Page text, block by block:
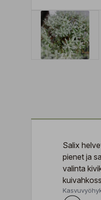
Salix
pienet ja
valinta